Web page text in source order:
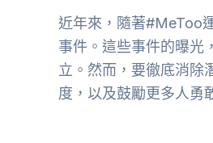
近年來，隨著#MeToo
事件。這些事件的曝光
立。然而，要徹底消除
度，以及鼓勵更多人勇